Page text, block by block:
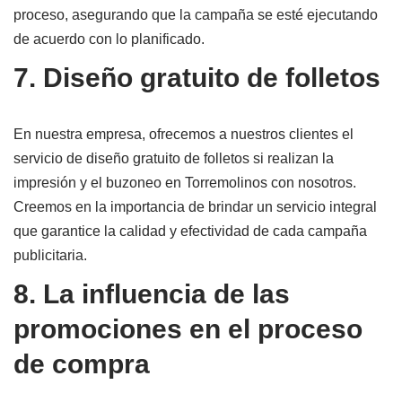
proceso, asegurando que la campaña se esté ejecutando
de acuerdo con lo planificado.
7. Diseño gratuito de folletos
En nuestra empresa, ofrecemos a nuestros clientes el
servicio de diseño gratuito de folletos si realizan la
impresión y el buzoneo en Torremolinos con nosotros.
Creemos en la importancia de brindar un servicio integral
que garantice la calidad y efectividad de cada campaña
publicitaria.
8. La influencia de las
promociones en el proceso
de compra